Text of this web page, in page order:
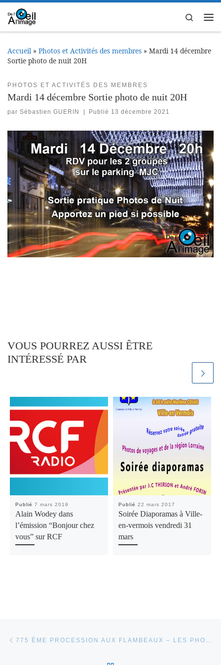
Passer au contenu
Search
Accueil » Photos et Activités des membres » Mardi 14 décembre
Sortie photo de nuit 20H
PHOTOS ET ACTIVITÉS DES MEMBRES
Mardi 14 décembre Sortie photo de nuit 20H
par Sébastien GUERIN Publié 13 décembre 2021
VOUS POURREZ AUSSI ÊTRE
INTÉRESSÉ PAR
Publié7 mars 2019
Alain Wodey dans
l’émission “Bonjour chez
vous” sur RCF
Publié22 mars 2017
Soirée Diaporamas à Ville-
en-vermois vendredi 31
mars